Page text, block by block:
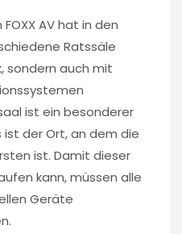
AV hat in den
Ratssäle
sondern auch mit
ist ein besonderer
ist der Ort, an dem die
ist. Damit dieser
kann, müssen alle
Geräte